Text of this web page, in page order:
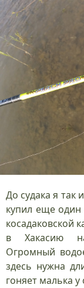
До судака я так
купил еще один
косадаковской
в Хакасию на
Огромный
здесь нужна
гоняет малька у